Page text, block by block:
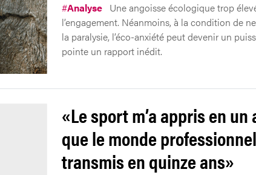
#Analyse Une angoisse écologique trop
l’engagement. Néanmoins, à la condition de
la paralysie, l’éco-anxiété peut devenir un
pointe un rapport inédit.
«Le sport m’a appris en un
que le monde
transmis en quinze ans»